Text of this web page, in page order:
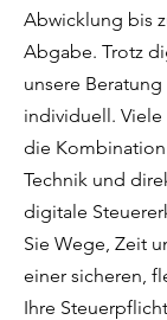
Abwicklung bis
Abgabe. Trotz
unsere
individuell. Viele
die
Technik und
digitale
Sie Wege, Zeit
einer sicheren,
Ihre